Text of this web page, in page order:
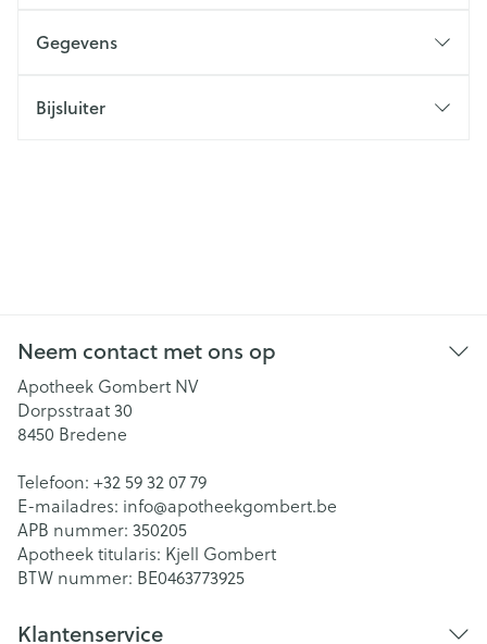
Gegevens
Bijsluiter
Neem contact met ons op
Apotheek Gombert NV
Dorpsstraat 30
8450 Bredene
Telefoon: +32 59 32 07 79
E-mailadres: info@apotheekgombert.be
APB nummer: 350205
Apotheek titularis: Kjell Gombert
BTW nummer: BE0463773925
Klantenservice